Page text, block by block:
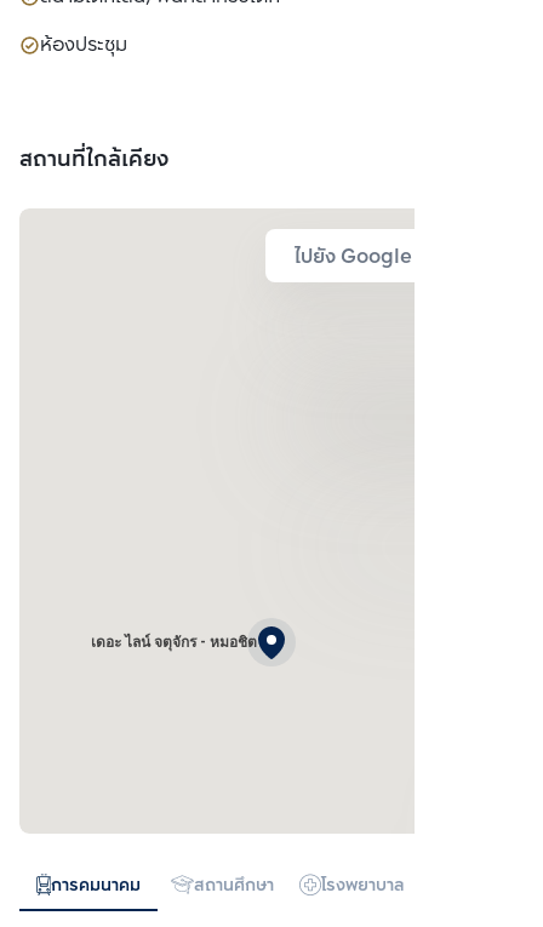
ห้องประชุม
สถานที่ใกล้เคียง
ไปยัง Google Map
เดอะ ไลน์ จตุจักร - หมอชิต
การคมนาคม สถานศึกษา โรงพยาบาล